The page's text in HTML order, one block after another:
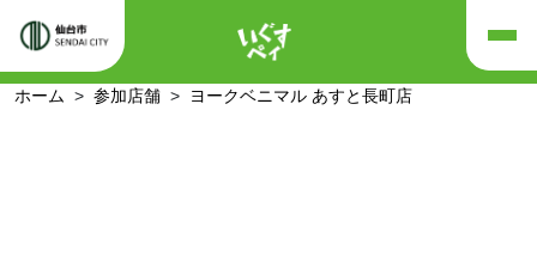
ホーム 参加店舗 ヨークベニマル あすと長町店